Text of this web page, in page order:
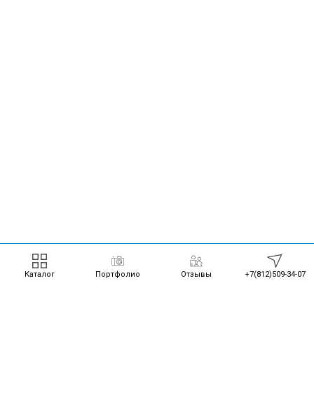
Каталог Портфолио Отзывы +7(812)509-34-07